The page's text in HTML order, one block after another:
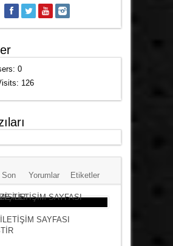
0
126
Son Yorumlar Etiketler
SAYFASI